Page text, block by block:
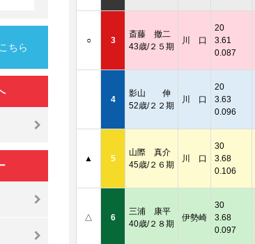
ちら
○ 3
斎藤 撤二
43歳/２５期
川 口
20
3.61
0.087
4
影山 伸
52歳/２２期
川 口
20
3.63
0.096
▲ 5
山際 真介
45歳/２６期
川 口
30
3.68
0.106
△ 6
三浦 康平
40歳/２８期
伊勢崎
30
3.68
0.097